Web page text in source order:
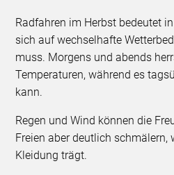
Radfahren im Herbst bedeutet
sich auf wechselhafte
muss. Morgens und abends
Temperaturen, während es
kann.
Regen und Wind können die
Freien aber deutlich schmälern,
Kleidung trägt.